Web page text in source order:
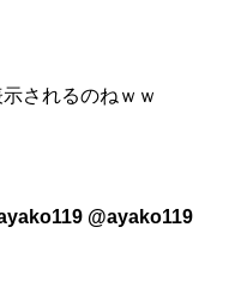
されるのねｗｗ
@ayako119